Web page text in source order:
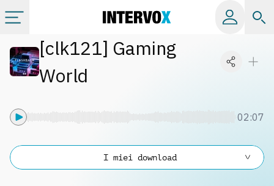
Categorie
[clk121] Gaming
World
02:07
I miei download